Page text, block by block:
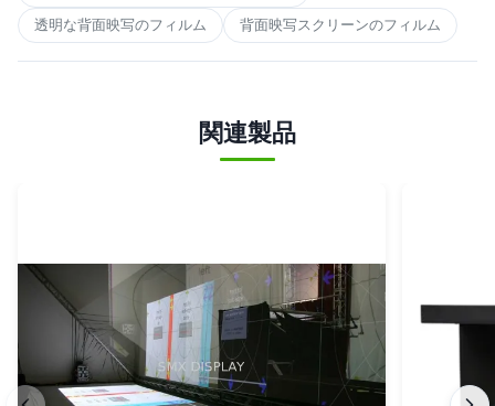
透明な背面映写のフィルム 背面映写スクリーンのフィルム
関連製品